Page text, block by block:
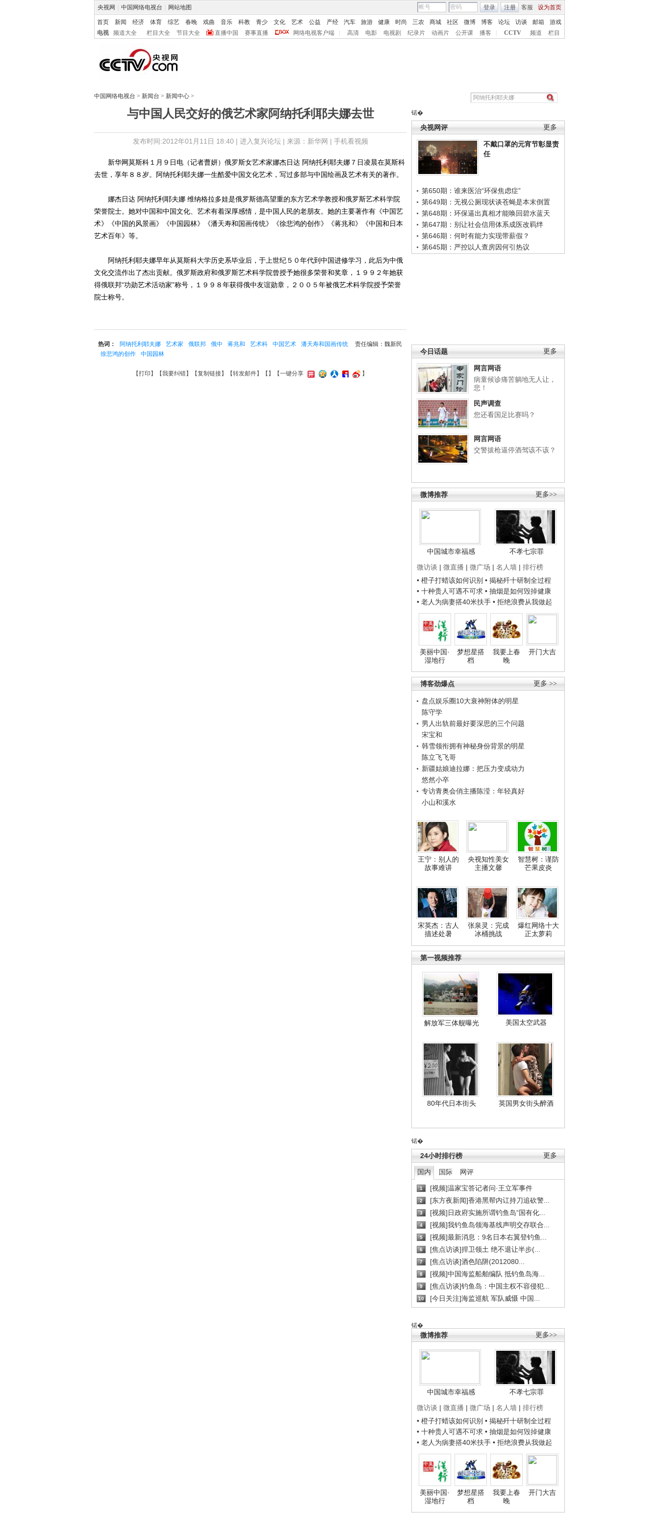
央视网 中国网络电视台 网站地图 客服 设为首页
登录 注册
首页 新闻 经济 体育 综艺 春晚 戏曲 音乐 科教 青少 文化 艺术 公益 产经 汽车 旅游 健康 时尚 三农 商城 社区 微博 博客 论坛 访谈 邮箱
游戏
电视
频道大全 栏目大全 节目大全 直播中国 赛事直播 网络电视客户端 高清 电影 电视剧 纪录片 动画片 公开课 播客 CCTV 频道 栏目
中国网络电视台 > 新闻台 > 新闻中心 >
与中国人民交好的俄艺术家阿纳托利耶夫娜去世
发布时间:2012年01月11日 18:40 | 进入复兴论坛| 来源：新华网 | 手机看视频
锘�
更多
央视网评
不戴口罩的元宵节彰显责
任
第650期：谁来医治“环保焦虑症”
第649期：无视公厕现状谈苍蝇是本末倒置
第648期：环保逼出真相才能唤回碧水蓝天
第647期：别让社会信用体系成医改羁绊
第646期：何时有能力实现带薪假？
第645期：严控以人查房因何引热议
更多
今日话题
网言网语
病童候诊痛苦躺地无人让，
悲！
民声调查
您还看国足比赛吗？
网言网语
交警拔枪逼停酒驾该不该？
更多>>
微博推荐
中国城市幸福感
不孝七宗罪
微访谈 | 微直播 | 微广场 | 名人墙 | 排行榜
• 橙子打蜡该如何识别 • 揭秘歼十研制全过程
• 十种贵人可遇不可求 • 抽烟是如何毁掉健康
• 老人为病妻搭40米扶手 • 拒绝浪费从我做起
美丽中国·
湿地行
梦想星搭
档
我要上春
晚
开门大吉
更多 >>
博客劲爆点
盘点娱乐圈10大衰神附体的明星
陈守学
男人出轨前最好要深思的三个问题
宋宝和
韩雪领衔拥有神秘身份背景的明星
陈立飞飞哥
新疆姑娘迪拉娜：把压力变成动力
悠然小卒
专访青奥会俏主播陈滢：年轻真好
小山和溪水
王宁：别人的
故事难讲
央视知性美女
主播文馨
智慧树：谨防
芒果皮炎
宋英杰：古人
描述处暑
张泉灵：完成
冰桶挑战
爆红网络十大
正太萝莉
第一视频推荐
解放军三体舰曝光 美国太空武器
80年代日本街头 英国男女街头醉酒
锘�
更多
24小时排行榜
国内 国际 网评
1 [视频]温家宝答记者问·王立军事件
2 [东方夜新闻]香港黑帮内讧持刀追砍警...
3 [视频]日政府实施所谓钓鱼岛“国有化...
4 [视频]我钓鱼岛领海基线声明交存联合...
5 [视频]最新消息：9名日本右翼登钓鱼...
6 [焦点访谈]捍卫领土 绝不退让半步(...
7 [焦点访谈]酒色陷阱(2012080...
8 [视频]中国海监船舶编队 抵钓鱼岛海...
9 [焦点访谈]钓鱼岛：中国主权不容侵犯...
10 [今日关注]海监巡航 军队威慑 中国...
锘�
更多>>
微博推荐
中国城市幸福感
不孝七宗罪
微访谈 | 微直播 | 微广场 | 名人墙 | 排行榜
• 橙子打蜡该如何识别 • 揭秘歼十研制全过程
• 十种贵人可遇不可求 • 抽烟是如何毁掉健康
• 老人为病妻搭40米扶手 • 拒绝浪费从我做起
美丽中国·
湿地行
梦想星搭
档
我要上春
晚
开门大吉
新华网莫斯科１月９日电（记者曹妍）俄罗斯女艺术家娜杰日达 阿纳托利耶夫娜７日凌晨在莫斯科
去世，享年８８岁。阿纳托利耶夫娜一生酷爱中国文化艺术，写过多部与中国绘画及艺术有关的著作。
娜杰日达 阿纳托利耶夫娜 维纳格拉多娃是俄罗斯德高望重的东方艺术学教授和俄罗斯艺术科学院
荣誉院士。她对中国和中国文化、艺术有着深厚感情，是中国人民的老朋友。她的主要著作有《中国艺
术》《中国的风景画》《中国园林》《潘天寿和国画传统》《徐悲鸿的创作》《蒋兆和》《中国和日本
艺术百年》等。
阿纳托利耶夫娜早年从莫斯科大学历史系毕业后，于上世纪５０年代到中国进修学习，此后为中俄
文化交流作出了杰出贡献。俄罗斯政府和俄罗斯艺术科学院曾授予她很多荣誉和奖章，１９９２年她获
得俄联邦“功勋艺术活动家”称号，１９９８年获得俄中友谊勋章，２００５年被俄艺术科学院授予荣誉
院士称号。
责任编辑：魏新民
热词： 阿纳托利耶夫娜 艺术家 俄联邦 俄中 蒋兆和 艺术科 中国艺术
潘天寿和国画传统
徐悲鸿的创作
中国园林
【打印 】【我要纠错】【复制链接】【转发邮件】【 】 【一键分享 】